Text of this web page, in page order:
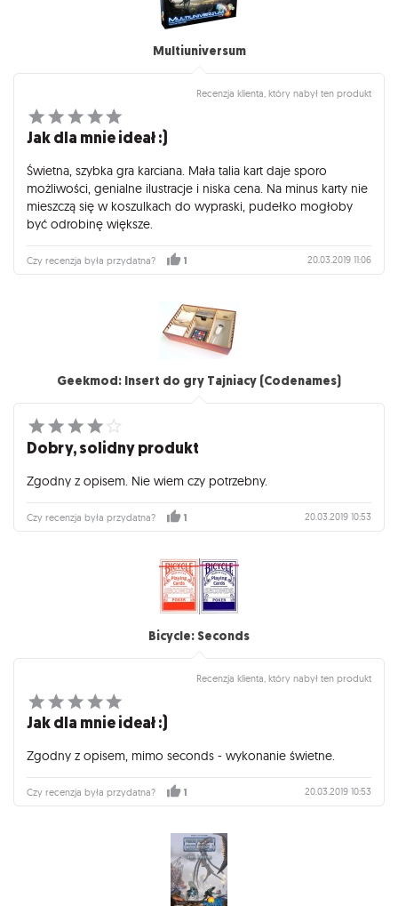
Multiuniversum
Recenzja klienta, który nabył ten produkt
Jak dla mnie ideał :)
Świetna, szybka gra karciana. Mała talia kart daje sporo
możliwości, genialne ilustracje i niska cena. Na minus karty nie
mieszczą się w koszulkach do wypraski, pudełko mogłoby
być odrobinę większe.
Czy recenzja była przydatna? 1 20.03.2019 11:06
Geekmod: Insert do gry Tajniacy (Codenames)
Dobry, solidny produkt
Zgodny z opisem. Nie wiem czy potrzebny.
Czy recenzja była przydatna? 1 20.03.2019 10:53
Bicycle: Seconds
Recenzja klienta, który nabył ten produkt
Jak dla mnie ideał :)
Zgodny z opisem, mimo seconds - wykonanie świetne.
Czy recenzja była przydatna? 1 20.03.2019 10:53